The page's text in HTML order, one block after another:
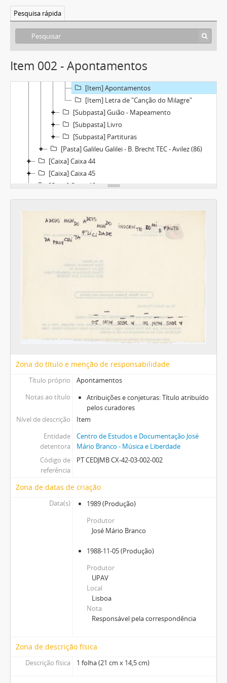
Pesquisa rápida
Item 002 - Apontamentos
[Pasta] Radim - 1980 Teatro do Mundo "O Guardião do Rio"
[Pasta] O Estrangeiro em Casa - 1990 (R. Demarcy)
[Pasta] Julho / Outubro 89 - Comuna - Auto da Paixão de Santa Melânia
[Subpasta] Documentos administrativos
[Subpasta] Letras
[Item] Apontamentos
[Item] Letra de "Canção do Milagre"
[Subpasta] Guião - Mapeamento
[Subpasta] Livro
[Subpasta] Partituras
[Pasta] Galileu Galilei - B. Brecht TEC - Avilez (86)
[Caixa] Caixa 44
[Caixa] Caixa 45
[Caixa] Caixa 46
[Caixa] Caixa 48
[Caixa] Caixa 49
[Caixa] Caixa 52
[Caixa] Caixa 54
Zona do título e menção de responsabilidade
Título próprio
Apontamentos
Notas ao título
Atribuições e conjeturas: Título atribuído
pelos curadores
Nível de descrição
Item
Entidade
detentora
Centro de Estudos e Documentação José
Mário Branco - Música e Liberdade
Código de
referência
PT CEDJMB CX-42-03-002-002
Zona de datas de criação
Data(s) 1989(Produção)
Produtor
José Mário Branco
1988-11-05(Produção)
Produtor
UPAV
Local
Lisboa
Nota
Responsável pela correspondência
Zona de descrição física
Descrição física 1 folha (21 cm x 14,5 cm)